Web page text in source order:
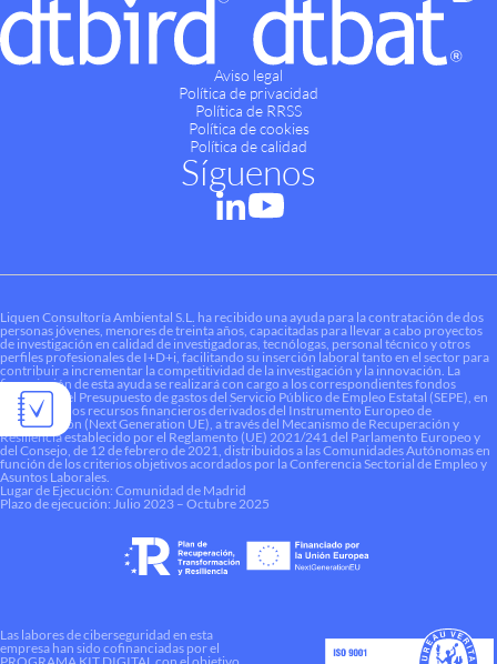
Aviso legal
Política de privacidad
Política de RRSS
Política de cookies
Política de calidad
Síguenos
Liquen Consultoría Ambiental S.L. ha recibido una ayuda para la contratación de dos
personas jóvenes, menores de treinta años, capacitadas para llevar a cabo proyectos
de investigación en calidad de investigadoras, tecnólogas, personal técnico y otros
perfiles profesionales de I+D+i, facilitando su inserción laboral tanto en el sector para
contribuir a incrementar la competitividad de la investigación y la innovación. La
financiación de esta ayuda se realizará con cargo a los correspondientes fondos
dotados en el Presupuesto de gastos del Servicio Público de Empleo Estatal (SEPE), en
el marco de los recursos financieros derivados del Instrumento Europeo de
Recuperación (Next Generation UE), a través del Mecanismo de Recuperación y
Resiliencia establecido por el Reglamento (UE) 2021/241 del Parlamento Europeo y
del Consejo, de 12 de febrero de 2021, distribuidos a las Comunidades Autónomas en
función de los criterios objetivos acordados por la Conferencia Sectorial de Empleo y
Asuntos Laborales.
Lugar de Ejecución: Comunidad de Madrid
Plazo de ejecución: Julio 2023 – Octubre 2025
Las labores de ciberseguridad en esta
empresa han sido cofinanciadas por el